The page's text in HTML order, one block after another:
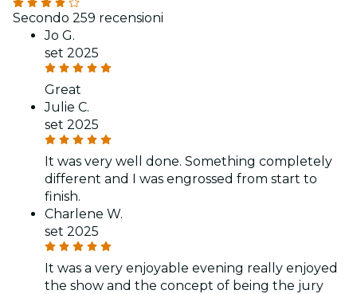
Secondo 259 recensioni
Jo G.
set 2025
Great
Julie C.
set 2025
It was very well done. Something completely
different and I was engrossed from start to
finish.
Charlene W.
set 2025
It was a very enjoyable evening really enjoyed
the show and the concept of being the jury